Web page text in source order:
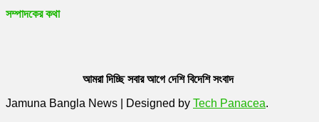
সম্পাদকের কথা
আমরা দিচ্ছি সবার আগে দেশি বিদেশি সংবাদ
Jamuna Bangla News
Designed by Tech Panacea.